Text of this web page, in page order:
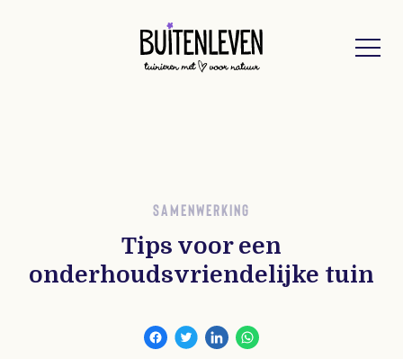
SAMENWERKING
Tips voor een
onderhoudsvriendelijke tuin